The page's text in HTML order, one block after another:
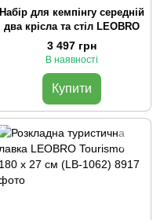
Набір для кемпінгу середній
два крісла та стіл LEOBRO
3 497 грн
В наявності
Купити